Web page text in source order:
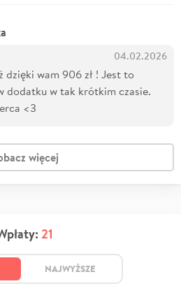
04.02.2026
dzięki wam 906 zł ! Jest to
dodatku w tak krótkim czasie.
<3
więcej
21
NAJWYŻSZE